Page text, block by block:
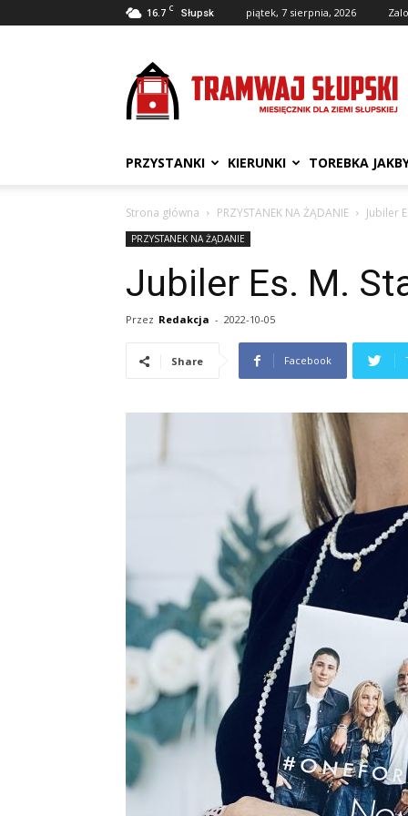
16.7 C Słupsk piątek, 7 sierpnia, 2026
Tramwaj
Słupski
PRZYSTANKI KIERUNKI TOREBKA
Strona główna PRZYSTANEK NA ŻĄDANIE Jubiler
PRZYSTANEK NA ŻĄDANIE
Jubiler Es. M.
Przez Redakcja - 2022-10-05
Share Facebook